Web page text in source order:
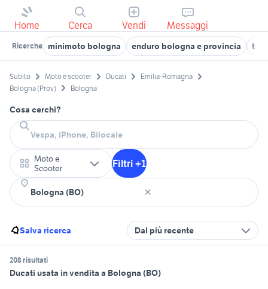
Home Cerca Vendi Messaggi
Ricerche minimoto bologna enduro bologna e provincia
Subito Moto e scooter Ducati
Emilia-Romagna
Bologna (Prov)
Bologna
Cosa cerchi?
Moto e
Scooter
Filtri +1
Salva ricerca Dal più recente
208 risultati
Ducati usata in vendita a Bologna (BO)